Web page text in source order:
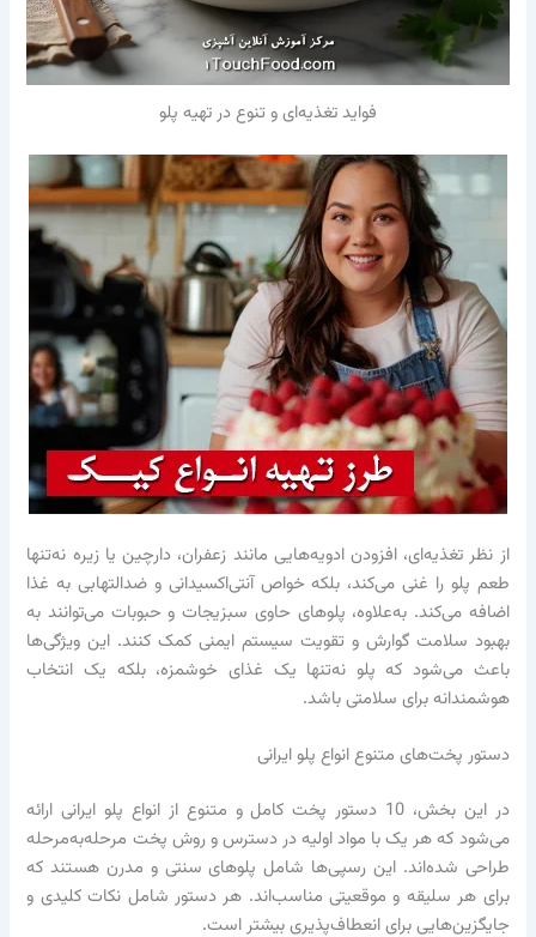
فواید تغذیه‌ای و تنوع در تهیه پلو
از نظر تغذیه‌ای، افزودن ادویه‌هایی مانند زعفران، دارچین یا زیره نه‌تنها
طعم پلو را غنی می‌کند، بلکه خواص آنتی‌اکسیدانی و ضدالتهابی به غذا
اضافه می‌کند. به‌علاوه، پلوهای حاوی سبزیجات و حبوبات می‌توانند به
بهبود سلامت گوارش و تقویت سیستم ایمنی کمک کنند. این ویژگی‌ها
باعث می‌شود که پلو نه‌تنها یک غذای خوشمزه، بلکه یک انتخاب
هوشمندانه برای سلامتی باشد.
دستور پخت‌های متنوع انواع پلو ایرانی
در این بخش، 10 دستور پخت کامل و متنوع از انواع پلو ایرانی ارائه
می‌شود که هر یک با مواد اولیه در دسترس و روش پخت مرحله‌به‌مرحله
طراحی شده‌اند. این رسپی‌ها شامل پلوهای سنتی و مدرن هستند که
برای هر سلیقه و موقعیتی مناسب‌اند. هر دستور شامل نکات کلیدی و
جایگزین‌هایی برای انعطاف‌پذیری بیشتر است.